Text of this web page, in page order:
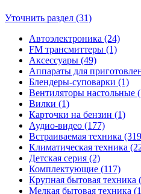
Уточнить раздел (31)
Автоэлектроника (24)
FM трансмиттеры (1)
Аксессуары (49)
Аппараты для
Блендеры-суповарки (1)
Вентиляторы настольные
Вилки (1)
Карточки на бензин (1)
Аудио-видео (177)
Встраиваемая техника
Климатическая техника
Детская серия (2)
Комплектующие (117)
Крупная бытовая техника
Мелкая бытовая техника